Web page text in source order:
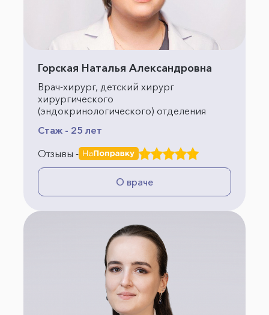
Горская Наталья Александровна
Врач-хирург, детский хирург
хирургического
(эндокринологического) отделения
Стаж - 25 лет
Отзывы -
О враче